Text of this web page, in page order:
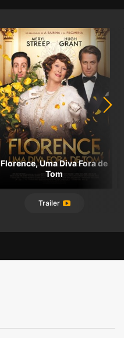
Florence, Uma Diva Fora de
Tom
Trailer